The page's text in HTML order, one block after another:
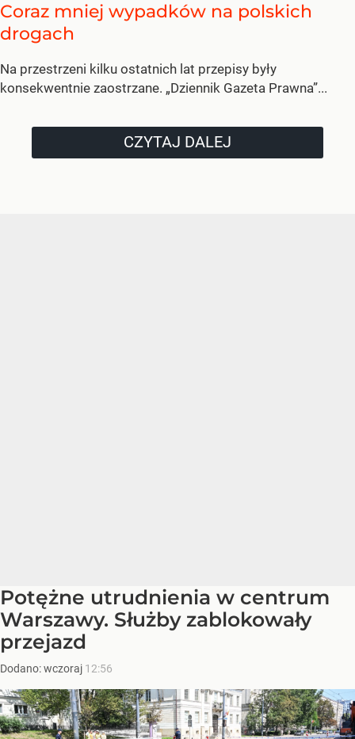
Coraz mniej wypadków na polskich
drogach
Na przestrzeni kilku ostatnich lat przepisy były
konsekwentnie zaostrzane. „Dziennik Gazeta Prawna”...
CZYTAJ DALEJ
Potężne utrudnienia w centrum
Warszawy. Służby zablokowały
przejazd
Dodano:wczoraj 12:56